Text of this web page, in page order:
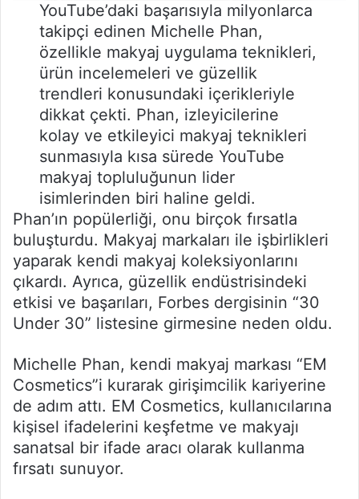
YouTube’daki başarısıyla milyonlarca
takipçi edinen Michelle Phan,
özellikle makyaj uygulama teknikleri,
ürün incelemeleri ve güzellik
trendleri konusundaki içerikleriyle
dikkat çekti. Phan, izleyicilerine
kolay ve etkileyici makyaj teknikleri
sunmasıyla kısa sürede YouTube
makyaj topluluğunun lider
isimlerinden biri haline geldi.
Phan’ın popülerliği, onu birçok fırsatla
buluşturdu. Makyaj markaları ile işbirlikleri
yaparak kendi makyaj koleksiyonlarını
çıkardı. Ayrıca, güzellik endüstrisindeki
etkisi ve başarıları, Forbes dergisinin “30
Under 30” listesine girmesine neden oldu.
Michelle Phan, kendi makyaj markası “EM
Cosmetics”i kurarak girişimcilik kariyerine
de adım attı. EM Cosmetics, kullanıcılarına
kişisel ifadelerini keşfetme ve makyajı
sanatsal bir ifade aracı olarak kullanma
fırsatı sunuyor.